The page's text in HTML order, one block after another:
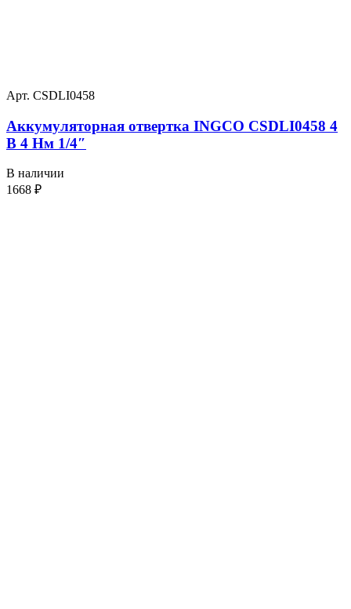
Арт. CSDLI0458
Аккумуляторная отвертка INGCO CSDLI0458 4
В 4 Нм 1/4″
В наличии
1668 ₽